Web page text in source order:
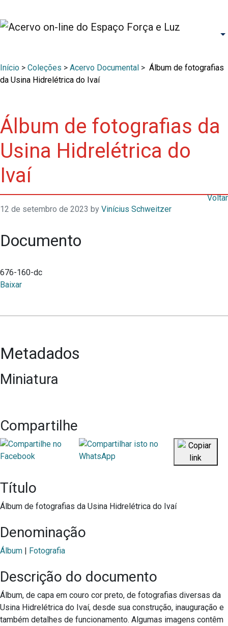
Início > Coleções > Acervo Documental > Álbum de fotografias
da Usina Hidrelétrica do Ivaí
Álbum de fotografias da
Usina Hidrelétrica do
Ivaí
Voltar
12 de setembro de 2023 by Vinícius Schweitzer
Documento
676-160-dc
Baixar
Metadados
Miniatura
Compartilhe
Título
Álbum de fotografias da Usina Hidrelétrica do Ivaí
Denominação
Álbum | Fotografia
Descrição do documento
Álbum, de capa em couro cor preto, de fotografias diversas da
Usina Hidrelétrica do Ivaí, desde sua construção, inauguração e
também detalhes de funcionamento. Algumas imagens contêm